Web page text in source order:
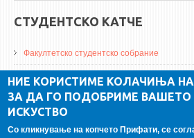
СТУДЕНТСКО КАТЧЕ
Факултетско студентско собрание
ДА Винчи магазин
Алумни асоцијација
НИЕ КОРИСТИМЕ КОЛАЧИЊА
ЗА ДА ГО ПОДОБРИМЕ ВАШЕТО
ИСКУСТВО
Со кликнување на копчето Прифати, се